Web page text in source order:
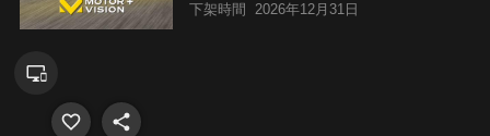
下架時間 2026年12月31日